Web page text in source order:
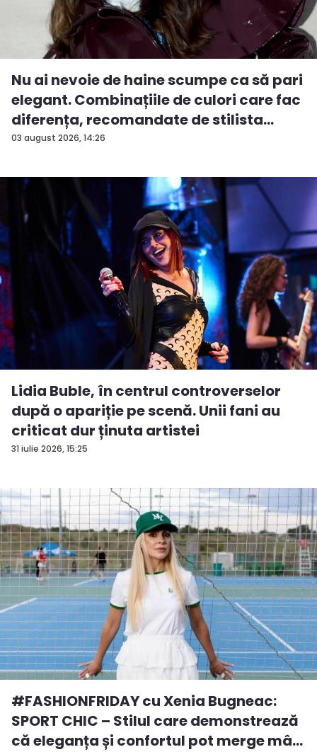
03 august 2026, 14:26
Nu ai nevoie de haine scumpe ca să pari
elegant. Combinațiile de culori care fac
diferența, recomandate de stilista
And...
31 iulie 2026, 15:25
Lidia Buble, în centrul controverselor
după o apariție pe scenă. Unii fani au
criticat dur ținuta artistei
#FASHIONFRIDAY cu Xenia Bugneac:
SPORT CHIC – Stilul care demonstrează
că eleganța și confortul pot merge mâ...